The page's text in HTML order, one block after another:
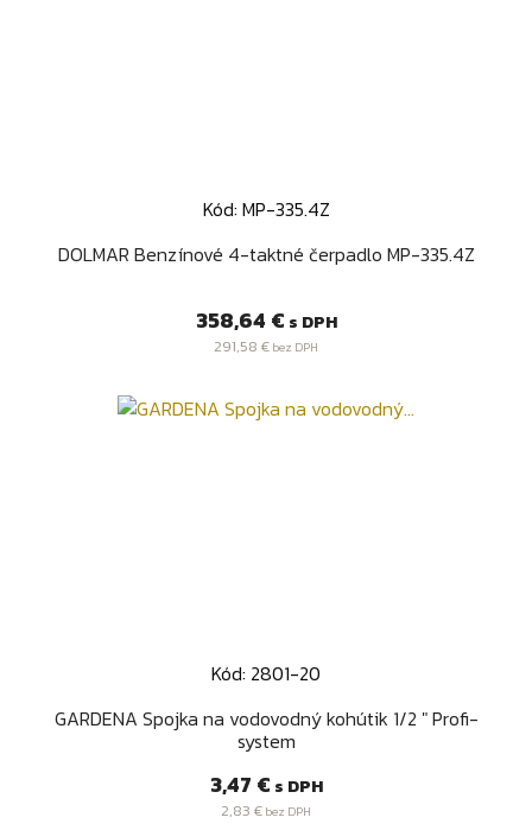
Kód: MP-335.4Z
DOLMAR Benzínové 4-taktné čerpadlo MP-335.4Z
Cena
358,64 € s DPH
291,58 € bez DPH
Kód: 2801-20
GARDENA Spojka na vodovodný kohútik 1/2 " Profi-
system
Cena
3,47 € s DPH
2,83 € bez DPH